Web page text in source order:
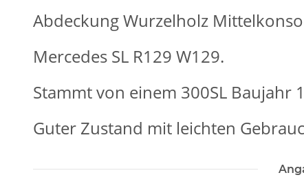
Abdeckung Wurzelholz
Mercedes SL R129 W129.
Stammt von einem 300SL Baujahr
Guter Zustand mit leichten